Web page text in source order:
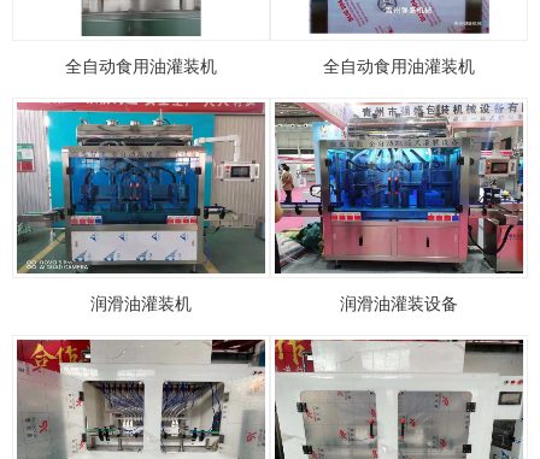
全自动食用油灌装机 全自动食用油灌装机
润滑油灌装机 润滑油灌装设备